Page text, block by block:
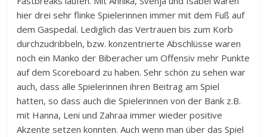
hier drei sehr flinke Spielerinnen immer mit dem Fuß auf
dem Gaspedal. Lediglich das Vertrauen bis zum Korb
durchzudribbeln, bzw. konzentrierte Abschlüsse waren
noch ein Manko der Biberacher um Offensiv mehr Punkte
auf dem Scoreboard zu haben. Sehr schön zu sehen war
auch, dass alle Spielerinnen ihren Beitrag am Spiel
hatten, so dass auch die Spielerinnen von der Bank z.B.
mit Hanna, Leni und Zahraa immer wieder positive
Akzente setzen konnten. Auch wenn man über das Spiel